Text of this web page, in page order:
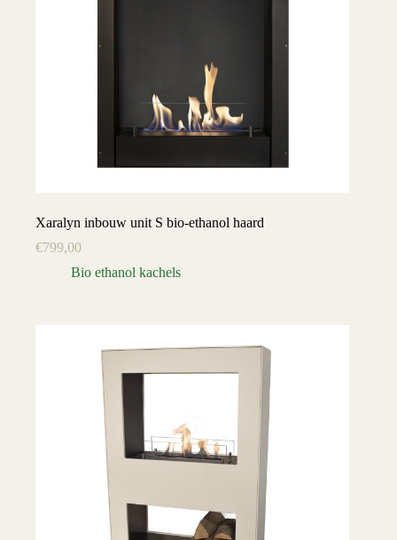
Xaralyn inbouw unit S bio-ethanol haard
€799,00
Bio ethanol kachels